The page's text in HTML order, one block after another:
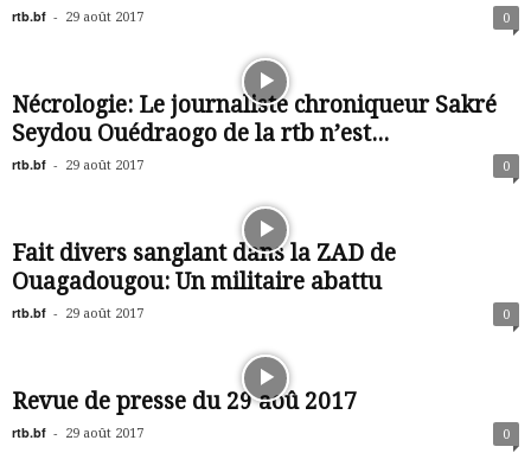
rtb.bf - 29 août 2017 0
Nécrologie: Le journaliste chroniqueur Sakré
Seydou Ouédraogo de la rtb n’est...
rtb.bf - 29 août 2017 0
Fait divers sanglant dans la ZAD de
Ouagadougou: Un militaire abattu
rtb.bf - 29 août 2017 0
Revue de presse du 29 aoû 2017
rtb.bf - 29 août 2017 0